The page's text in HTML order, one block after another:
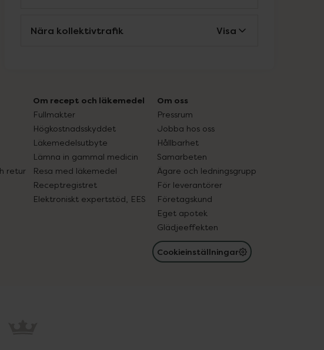
Nära kollektivtrafik Visa
retur
Om recept och läkemedel
Fullmakter
Högkostnadsskyddet
Läkemedelsutbyte
Lämna in gammal medicin
Resa med läkemedel
Receptregistret
Elektroniskt expertstöd, EES
Om oss
Pressrum
Jobba hos oss
Hållbarhet
Samarbeten
Ägare och ledningsgrupp
För leverantörer
Företagskund
Eget apotek
Glädjeeffekten
Cookieinställningar